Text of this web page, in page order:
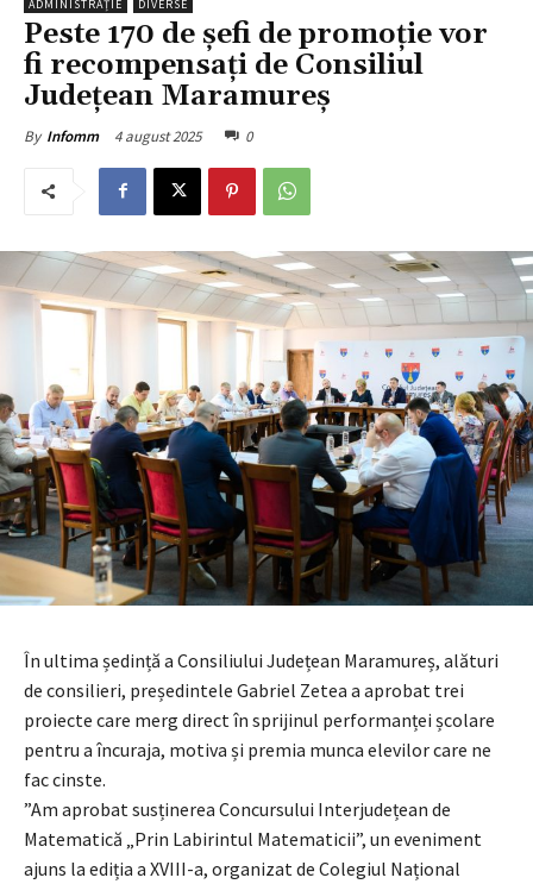
ADMINISTRAȚIE DIVERSE
Peste 170 de șefi de promoție vor
fi recompensați de Consiliul
Județean Maramureș
By Infomm 4 august 2025 0
În ultima ședință a Consiliului Județean Maramureș, alături
de consilieri, președintele Gabriel Zetea a aprobat trei
proiecte care merg direct în sprijinul performanței școlare
pentru a încuraja, motiva și premia munca elevilor care ne
fac cinste.
”Am aprobat susținerea Concursului Interjudețean de
Matematică „Prin Labirintul Matematicii”, un eveniment
ajuns la ediția a XVIII-a, organizat de Colegiul Național